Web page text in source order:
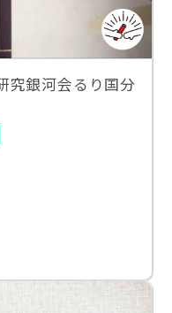
究銀河会るり国分